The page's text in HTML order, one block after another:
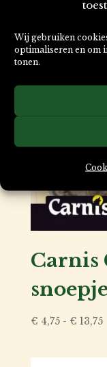
Wij gebruiken
optimaliseren en om
tonen.
€3,50 - €8,95
Carnis
€ 4,75 - € 13,75